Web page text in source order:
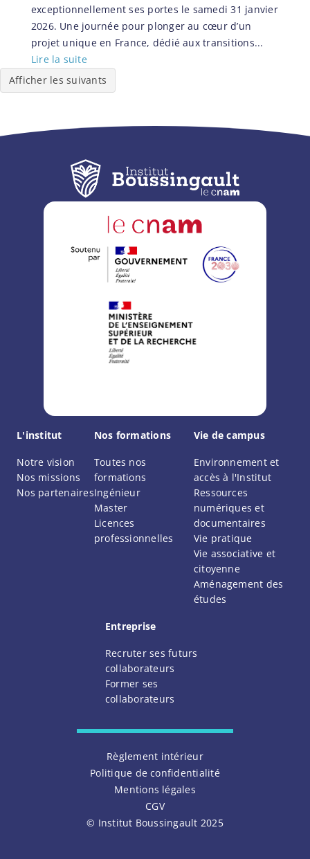
exceptionnellement ses portes le samedi 31 janvier
2026. Une journée pour plonger au cœur d’un
projet unique en France, dédié aux transitions...
Lire la suite
Afficher les suivants
L'institut
Notre vision
Nos missions
Nos partenaires
Nos formations
Toutes nos
formations
Ingénieur
Master
Licences
professionnelles
Vie de campus
Environnement et
accès à l'Institut
Ressources
numériques et
documentaires
Vie pratique
Vie associative et
citoyenne
Aménagement des
études
Entreprise
Recruter ses futurs
collaborateurs
Former ses
collaborateurs
Facebook
LinkedIn
Youtube
Règlement intérieur
Politique de confidentialité
Mentions légales
CGV
© Institut Boussingault 2025